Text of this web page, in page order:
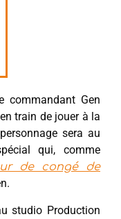
commandant Gen
train de jouer à la
sera au
qui, comme
de congé de
studio Production